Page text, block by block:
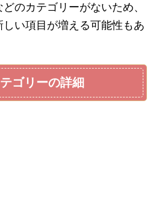
のカテゴリーがないため、
い項目が増える可能性もあ
ゴリーの詳細